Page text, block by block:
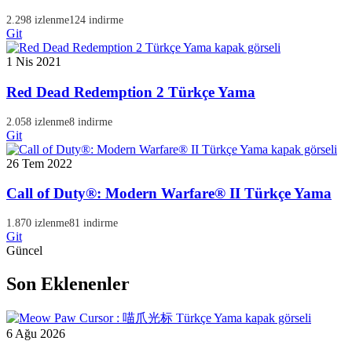
2.298 izlenme124 indirme
Git
1 Nis 2021
Red Dead Redemption 2 Türkçe Yama
2.058 izlenme8 indirme
Git
26 Tem 2022
Call of Duty®: Modern Warfare® II Türkçe Yama
1.870 izlenme81 indirme
Git
Güncel
Son Eklenenler
6 Ağu 2026